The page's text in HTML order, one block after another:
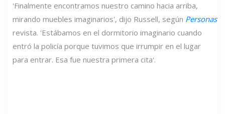
'Finalmente encontramos nuestro camino hacia arriba,
mirando muebles imaginarios', dijo Russell, según Personas
revista. 'Estábamos en el dormitorio imaginario cuando
entró la policía porque tuvimos que irrumpir en el lugar
para entrar. Esa fue nuestra primera cita'.